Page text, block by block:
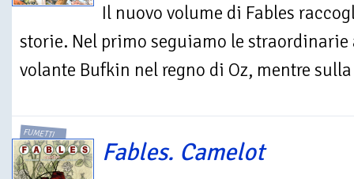
Il nuovo volume di Fables
storie. Nel primo seguiamo le
volante Bufkin nel regno di Oz, mentre
FUMETTI
Fables. Camelot